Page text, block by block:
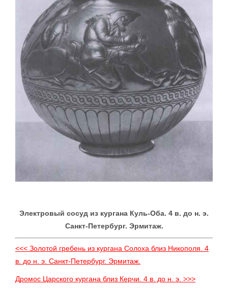
Электровый сосуд из кургана Куль-Оба. 4 в. до н. э.
Санкт-Петербург. Эрмитаж.
<<< Золотой гребень из кургана Солоха близ Никополя. 4
в. до н. э. Санкт-Петербург. Эрмитаж.
Дромос Царского кургана близ Керчи. 4 в. до н. э. >>>